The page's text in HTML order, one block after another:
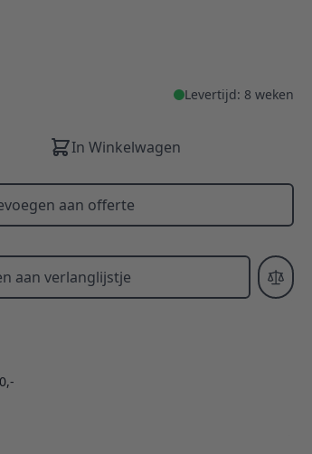
Levertijd: 8 weken
In Winkelwagen
aan offerte
aan verlanglijstje